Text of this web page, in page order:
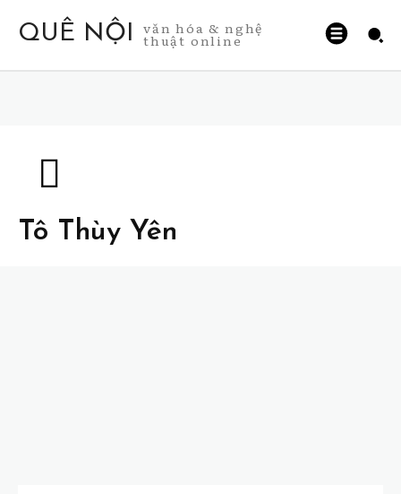
QUÊ NỘI văn hóa & nghệ
thuật online
Tô Thùy Yên